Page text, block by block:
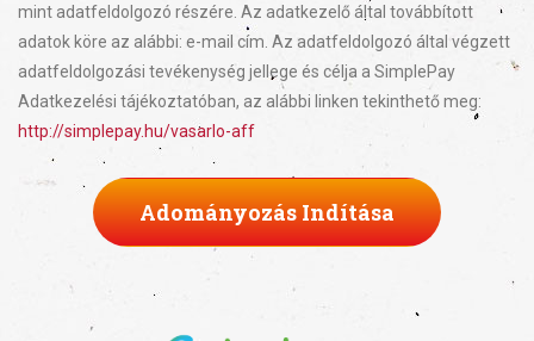
mint adatfeldolgozó részére. Az adatkezelő által továbbított
adatok köre az alábbi: e-mail cím. Az adatfeldolgozó által végzett
adatfeldolgozási tevékenység jellege és célja a SimplePay
Adatkezelési tájékoztatóban, az alábbi linken tekinthető meg:
http://simplepay.hu/vasarlo-aff
Adományozás Indítása